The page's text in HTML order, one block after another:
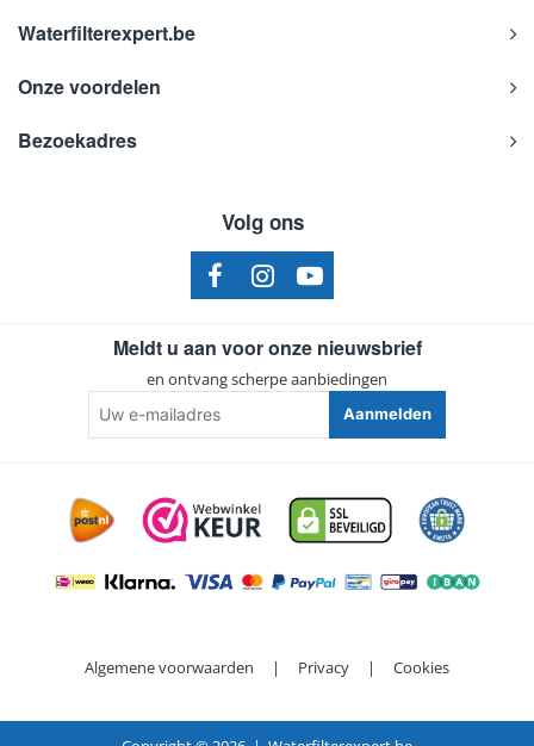
Waterfilterexpert.be
Onze voordelen
Bezoekadres
Volg ons
Meldt u aan voor onze nieuwsbrief
en ontvang scherpe aanbiedingen
e-
mailadres
Aanmelden
Algemene voorwaarden | Privacy | Cookies